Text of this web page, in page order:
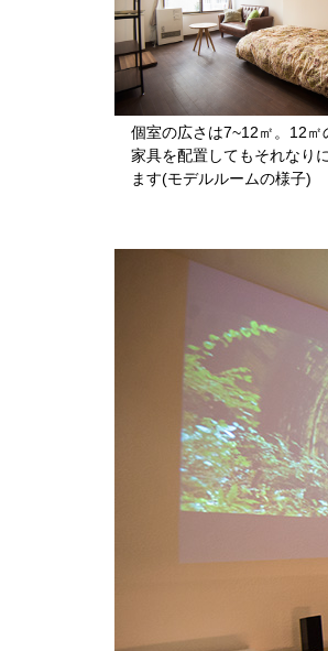
個室の広さは7~12㎡。12㎡
家具を配置してもそれなり
ます(モデルルームの様子)